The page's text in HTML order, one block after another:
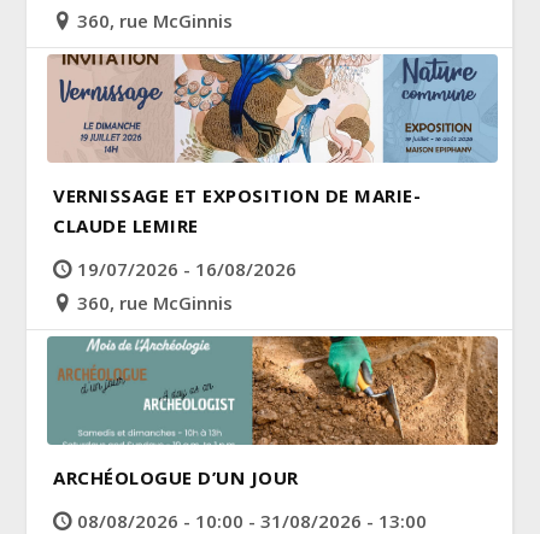
360, rue McGinnis
VERNISSAGE ET EXPOSITION DE MARIE-
CLAUDE LEMIRE
19/07/2026 - 16/08/2026
360, rue McGinnis
ARCHÉOLOGUE D’UN JOUR
08/08/2026 - 10:00 - 31/08/2026 - 13:00